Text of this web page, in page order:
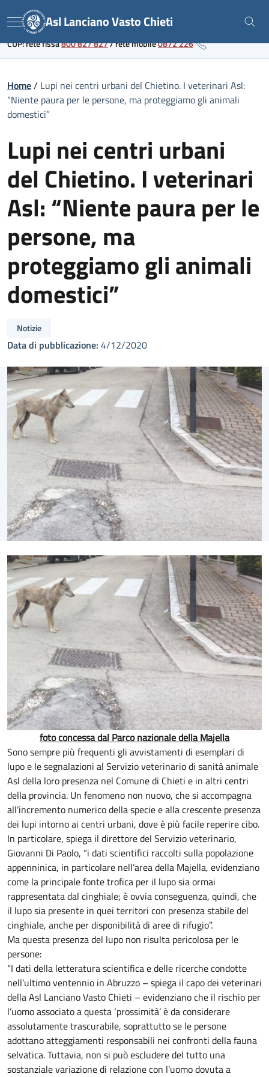
to
content
Link al portale sanitario regionale
Menu Asl Lanciano Vasto Chieti
CUP: rete fissa800 827 827/rete mobile0872 226
Home/ Lupi nei centri urbani del Chietino. I veterinari Asl:
“Niente paura per le persone, ma proteggiamo gli animali
domestici”
Lupi nei centri urbani
del Chietino. I veterinari
Asl: “Niente paura per le
persone, ma
proteggiamo gli animali
domestici”
Notizie
Data di pubblicazione: 4/12/2020
foto concessa dal Parco nazionale della Majella
Sono sempre più frequenti gli avvistamenti di esemplari di
lupo e le segnalazioni al Servizio veterinario di sanità animale
Asl della loro presenza nel Comune di Chieti e in altri centri
della provincia. Un fenomeno non nuovo, che si accompagna
all’incremento numerico della specie e alla crescente presenza
dei lupi intorno ai centri urbani, dove è più facile reperire cibo.
In particolare, spiega il direttore del Servizio veterinario,
Giovanni Di Paolo, “i dati scientifici raccolti sulla popolazione
appenninica, in particolare nell’area della Majella, evidenziano
come la principale fonte trofica per il lupo sia ormai
rappresentata dal cinghiale; è ovvia conseguenza, quindi, che
il lupo sia presente in quei territori con presenza stabile del
cinghiale, anche per disponibilità di aree di rifugio”.
Ma questa presenza del lupo non risulta pericolosa per le
persone:
“I dati della letteratura scientifica e delle ricerche condotte
nell’ultimo ventennio in Abruzzo – spiega il capo dei veterinari
della Asl Lanciano Vasto Chieti – evidenziano che il rischio per
l’uomo associato a questa ‘prossimità’ è da considerare
assolutamente trascurabile, soprattutto se le persone
adottano atteggiamenti responsabili nei confronti della fauna
selvatica. Tuttavia, non si può escludere del tutto una
sostanziale variazione di relazione con l’uomo dovuta a